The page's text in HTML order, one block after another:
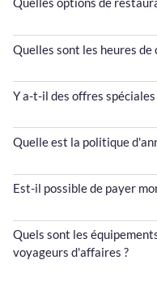
Quelles sont les heures de
Y a-t-il des offres
Quelle est la politique
Est-il possible de payer
Quels sont les
voyageurs d'affaires ?